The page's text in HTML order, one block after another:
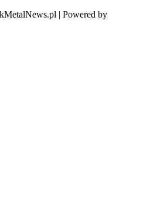
| Powered by